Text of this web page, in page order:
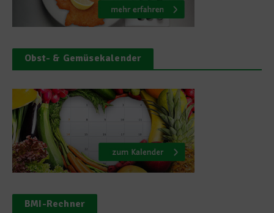
Obst- & Gemüsekalender
BMI-Rechner